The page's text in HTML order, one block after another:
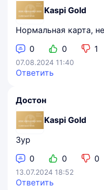
Kaspi Gold
Нормальная карта,
0
0 1
07.08.2024 11:40
Ответить
Достон
Kaspi Gold
Зур
0
0 0
13.07.2024 18:52
Ответить